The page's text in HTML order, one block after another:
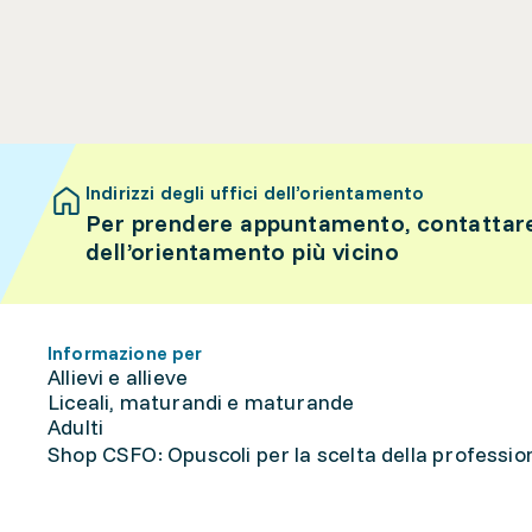
Indirizzi degli uffici dell’orientamento
Per prendere appuntamento,
dell’orientamento più vicino
Informazione per
Allievi e allieve
Liceali, maturandi e maturande
Adulti
Shop CSFO: Opuscoli per la scelta della